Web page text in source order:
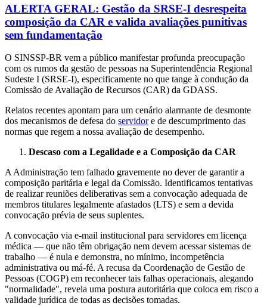
ALERTA GERAL: Gestão da SRSE-I desrespeita
composição da CAR e valida avaliações punitivas
sem fundamentação
O SINSSP-BR vem a público manifestar profunda preocupação
com os rumos da gestão de pessoas na Superintendência Regional
Sudeste I (SRSE-I), especificamente no que tange à condução da
Comissão de Avaliação de Recursos (CAR) da GDASS.
Relatos recentes apontam para um cenário alarmante de desmonte
dos mecanismos de defesa do servidore de descumprimento das
normas que regem a nossa avaliação de desempenho.
Descaso com a Legalidade e a Composição da CAR
A Administração tem falhado gravemente no dever de garantir a
composição paritária e legal da Comissão. Identificamos tentativas
de realizar reuniões deliberativas sem a convocação adequada de
membros titulares legalmente afastados (LTS) e sem a devida
convocação prévia de seus suplentes.
A convocação via e-mail institucional para servidores em licença
médica — que não têm obrigação nem devem acessar sistemas de
trabalho — é nula e demonstra, no mínimo, incompetência
administrativa ou má-fé. A recusa da Coordenação de Gestão de
Pessoas (COGP) em reconhecer tais falhas operacionais, alegando
"normalidade", revela uma postura autoritária que coloca em risco a
validade jurídica de todas as decisões tomadas.